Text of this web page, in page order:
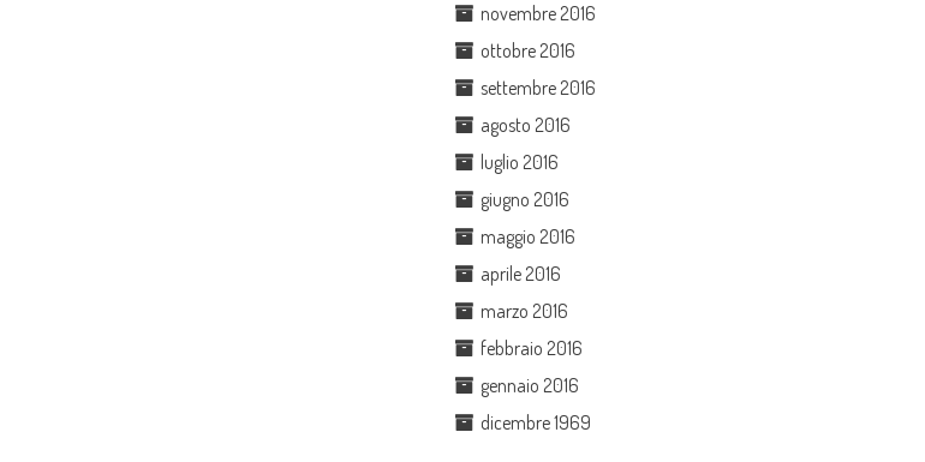
novembre 2016
ottobre 2016
settembre 2016
agosto 2016
luglio 2016
giugno 2016
maggio 2016
aprile 2016
marzo 2016
febbraio 2016
gennaio 2016
dicembre 1969